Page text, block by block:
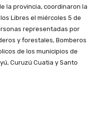
la provincia, coordinaron la
Libres el miércoles 5 de
representadas por
y forestales, Bomberos
de los municipios de
Curuzú Cuatia y Santo